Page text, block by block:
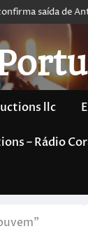
saída de
llc
– Rádio